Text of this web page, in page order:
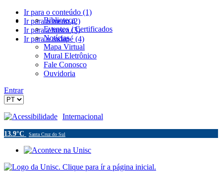
Ir para o conteúdo (1)
Ir para o menu (2)
Ir para a busca (3)
Ir para o rodapé (4)
Biblioteca
Eventos / Certificados
Notícias
Mapa Virtual
Mural Eletrônico
Fale Conosco
Ouvidoria
Entrar
Acessibilidade Internacional
13.9°C Santa Cruz do Sul